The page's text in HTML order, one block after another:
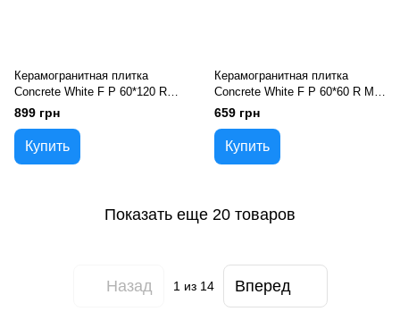
Керамогранитная плитка
Concrete White F P 60*120 R
Mat 1
899 грн
Купить
Керамогранитная плитка
Concrete White F P 60*60 R Mat
1
659 грн
Купить
Показать еще 20 товаров
Назад 1 из 14 Вперед